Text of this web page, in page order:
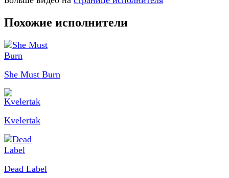
Похожие исполнители
She Must Burn
Kvelertak
Dead Label